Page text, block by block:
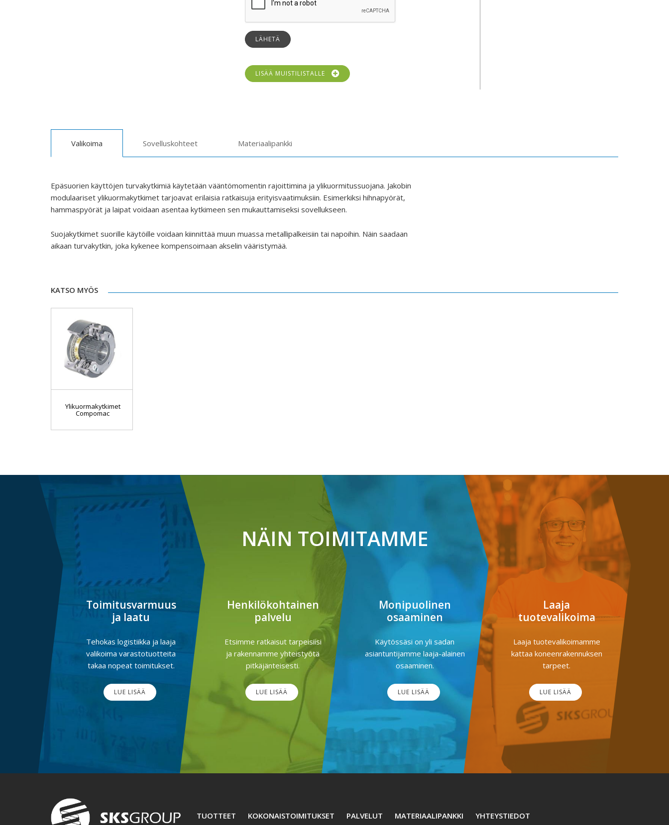
LÄHETÄ
LISÄÄ MUISTILISTALLE
Valikoima Sovelluskohteet Materiaalipankki
Epäsuorien käyttöjen turvakytkimiä käytetään vääntömomentin rajoittimina ja ylikuormitussuojana. Jakobin
modulaariset ylikuormakytkimet tarjoavat erilaisia ratkaisuja erityisvaatimuksiin. Esimerkiksi hihnapyörät,
hammaspyörät ja laipat voidaan asentaa kytkimeen sen mukauttamiseksi sovellukseen.
Suojakytkimet suorille käytöille voidaan kiinnittää muun muassa metallipalkeisiin tai napoihin. Näin saadaan
aikaan turvakytkin, joka kykenee kompensoimaan akselin vääristymää.
KATSO MYÖS
Ylikuormakytkimet
Compomac
NÄIN TOIMITAMME
Toimitusvarmuus
ja laatu
Tehokas logistiikka ja laaja
valikoima varastotuotteita
takaa nopeat toimitukset.
LUE LISÄÄ
Henkilökohtainen
palvelu
Etsimme ratkaisut tarpeisiisi
ja rakennamme yhteistyötä
pitkäjänteisesti.
LUE LISÄÄ
Monipuolinen
osaaminen
Käytössäsi on yli sadan
asiantuntijamme laaja-alainen
osaaminen.
LUE LISÄÄ
Laaja
tuotevalikoima
Laaja tuotevalikoimamme
kattaa koneenrakennuksen
tarpeet.
LUE LISÄÄ
TUOTTEET KOKONAISTOIMITUKSET PALVELUT MATERIAALIPANKKI YHTEYSTIEDOT